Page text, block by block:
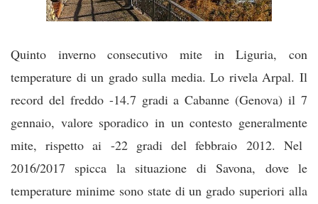
Quinto inverno consecutivo mite in Liguria, con
temperature di un grado sulla media. Lo rivela Arpal. Il
record del freddo -14.7 gradi a Cabanne (Genova) il 7
gennaio, valore sporadico in un contesto generalmente
mite, rispetto ai -22 gradi del febbraio 2012. Nel
2016/2017 spicca la situazione di Savona, dove le
temperature minime sono state di un grado superiori alla